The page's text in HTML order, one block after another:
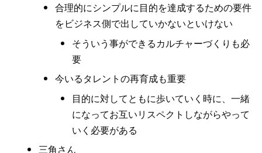
合理的にシンプルに目的を達成するための要件
をビジネス側で出していかないといけない
そういう事ができるカルチャーづくりも必
要
今いるタレントの再育成も重要
目的に対してともに歩いていく時に、一緒
になってお互いリスペクトしながらやって
いく必要がある
三角さん